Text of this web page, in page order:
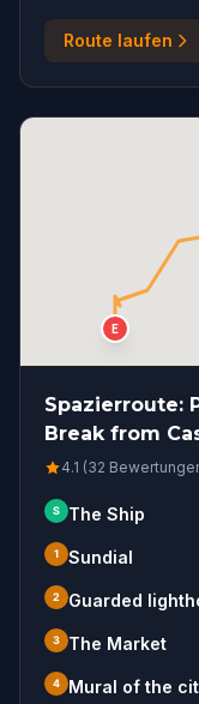
Route laufen
E
Spazierroute:
Break from
4.1 (32
S The Ship
1 Sundial
2 Guarded
3 The Market
4 Mural of the